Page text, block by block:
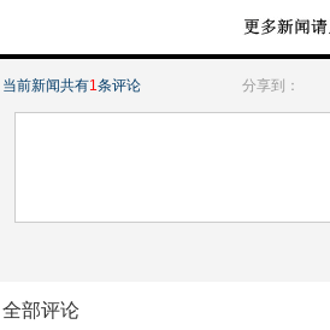
当前新闻共有1条评论 分享到：
全部评论